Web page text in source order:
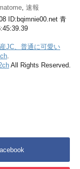
, 速報
ID:bqimnie00.net 青
JC、普通に可愛い
.
All Rights Reserved.